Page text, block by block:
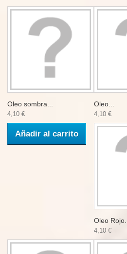
Oleo sombra...
4,10 €
Añadir al carrito
Oleo...
4,10 €
Oleo Rojo...
4,10 €